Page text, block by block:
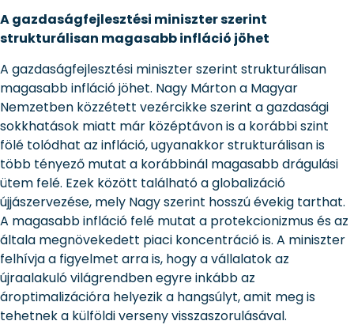
A gazdaságfejlesztési miniszter szerint
strukturálisan magasabb infláció jöhet
A gazdaságfejlesztési miniszter szerint strukturálisan
magasabb infláció jöhet. Nagy Márton a Magyar
Nemzetben közzétett vezércikke szerint a gazdasági
sokkhatások miatt már középtávon is a korábbi szint
fölé tolódhat az infláció, ugyanakkor strukturálisan is
több tényező mutat a korábbinál magasabb drágulási
ütem felé. Ezek között található a globalizáció
újjászervezése, mely Nagy szerint hosszú évekig tarthat.
A magasabb infláció felé mutat a protekcionizmus és az
általa megnövekedett piaci koncentráció is. A miniszter
felhívja a figyelmet arra is, hogy a vállalatok az
újraalakuló világrendben egyre inkább az
ároptimalizációra helyezik a hangsúlyt, amit meg is
tehetnek a külföldi verseny visszaszorulásával.